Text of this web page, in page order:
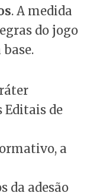
. A medida
do jogo
Editais de
a
da adesão